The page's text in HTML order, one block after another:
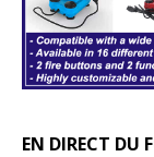
EN DIRECT DU